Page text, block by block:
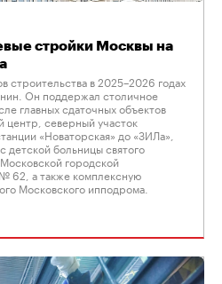
стройки Москвы на
строительства в 2025–2026 годах
Он поддержал столичное
главных сдаточных объектов
центр, северный участок
«Новаторская» до «ЗИЛа»,
больницы святого
городской
62, а также комплексную
Московского ипподрома.